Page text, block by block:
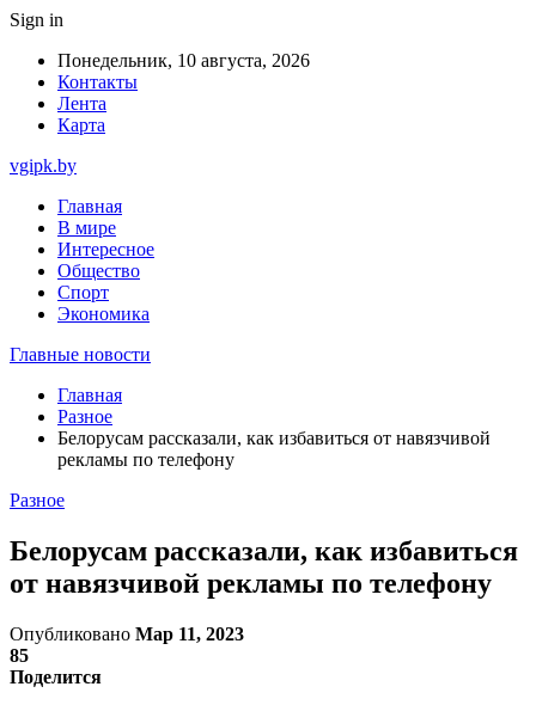
Sign in
Понедельник, 10 августа, 2026
Контакты
Лента
Карта
vgipk.by
Главная
В мире
Интересное
Общество
Спорт
Экономика
Главные новости
Главная
Разное
Белорусам рассказали, как избавиться от навязчивой
рекламы по телефону
Разное
Белорусам рассказали, как избавиться
от навязчивой рекламы по телефону
Опубликовано Мар 11, 2023
85
Поделится